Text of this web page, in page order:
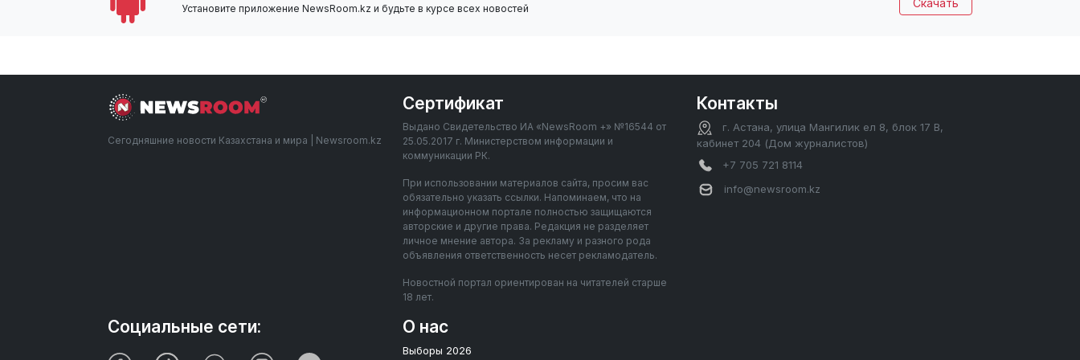
Установите приложение NewsRoom.kz и будьте в курсе всех новостей Скачать
Сегодняшние новости Казахстана и мира | Newsroom.kz
Сертификат
Выдано Свидетельство ИА «NewsRoom +» №16544 от
25.05.2017 г. Министерством информации и
коммуникации РК.
При использовании материалов сайта, просим вас
обязательно указать ссылки. Напоминаем, что на
информационном портале полностью защищаются
авторские и другие права. Редакция не разделяет
личное мнение автора. За рекламу и разного рода
объявления ответственность несет рекламодатель.
Новостной портал ориентирован на читателей старше
18 лет.
Контакты
г. Астана, улица Мангилик ел 8, блок 17 В,
кабинет 204 (Дом журналистов)
+7 705 721 8114
info@newsroom.kz
О нас
Выборы 2026
Социальные сети: